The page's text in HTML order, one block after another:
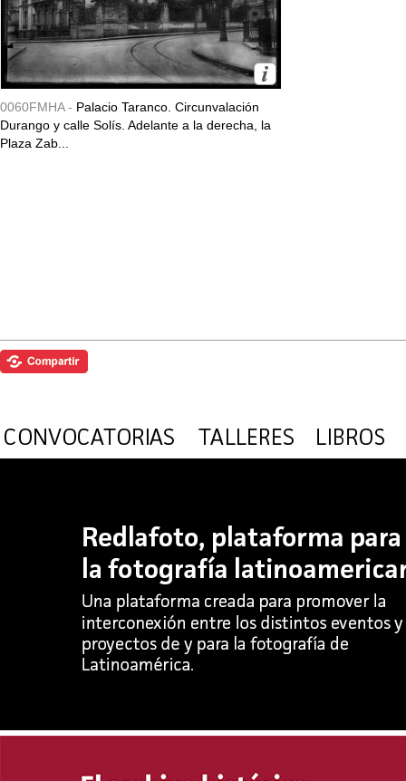
0060FMHA - Palacio Taranco. Circunvalación
Durango y calle Solís. Adelante a la derecha, la
Plaza Zab...